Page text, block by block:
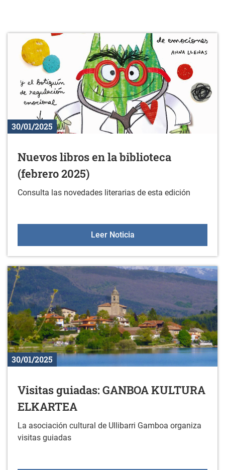
30/01/2025
Nuevos libros en la biblioteca
(febrero 2025)
Consulta las novedades literarias de esta edición
Leer NoticiaNuevos libros en la
30/01/2025
Visitas guiadas: GANBOA KULTURA
ELKARTEA
La asociación cultural de Ullibarri Gamboa organiza
visitas guiadas